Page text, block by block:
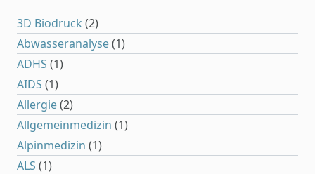
3D Biodruck (2)
Abwasseranalyse(1)
ADHS (1)
AIDS (1)
Allergie(2)
Allgemeinmedizin (1)
Alpinmedizin (1)
ALS (1)